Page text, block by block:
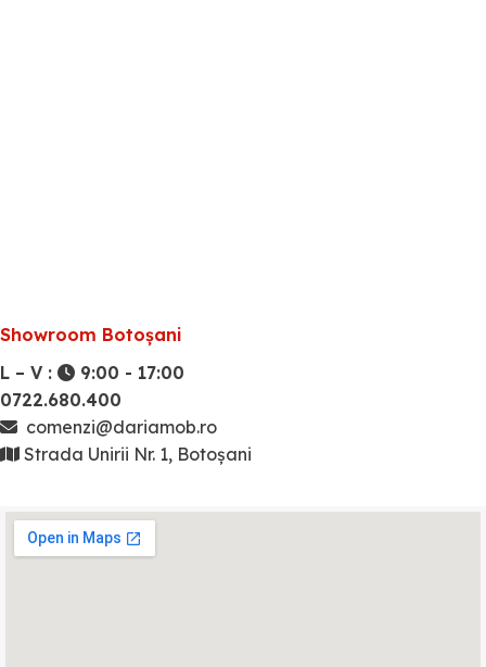
Showroom Botoșani
L – V :
9:00 - 17:00
0722.680.400
comenzi@dariamob.ro
Strada Unirii Nr. 1, Botoșani